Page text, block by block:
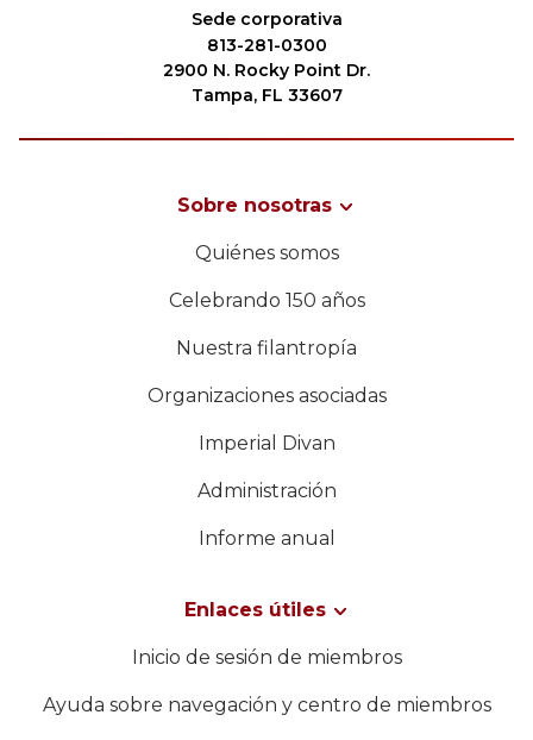
Sede corporativa
813-281-0300
2900 N. Rocky Point Dr.
Tampa, FL 33607
Sobre nosotras
Quiénes somos
Celebrando 150 años
Nuestra filantropía
Organizaciones asociadas
Imperial Divan
Administración
Informe anual
Enlaces útiles
Inicio de sesión de miembros
Ayuda sobre navegación y centro de miembros